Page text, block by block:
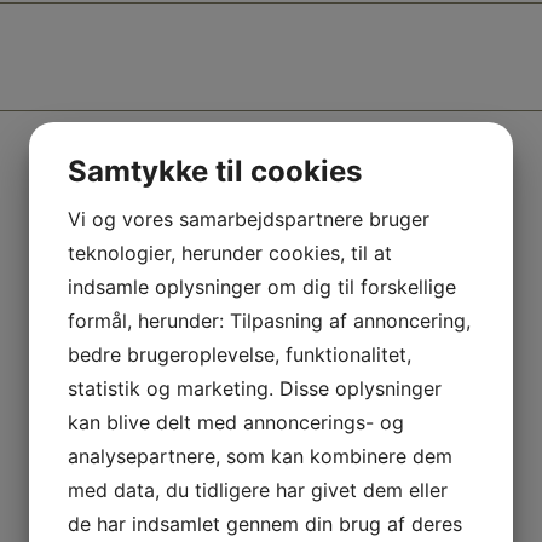
Relaterede varer
EXERCISE SWIMSPA
PASSION FITNESS
Samtykke til cookies
Vi og vores samarbejdspartnere bruger
teknologier, herunder cookies, til at
indsamle oplysninger om dig til forskellige
formål, herunder: Tilpasning af annoncering,
bedre brugeroplevelse, funktionalitet,
statistik og marketing. Disse oplysninger
kan blive delt med annoncerings- og
analysepartnere, som kan kombinere dem
med data, du tidligere har givet dem eller
de har indsamlet gennem din brug af deres